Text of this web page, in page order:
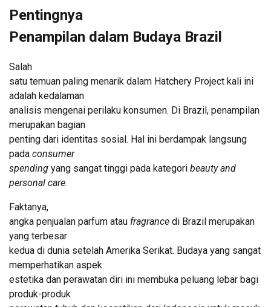
Pentingnya
Penampilan dalam Budaya Brazil
Salah
satu temuan paling menarik dalam Hatchery Project kali ini
adalah kedalaman
analisis mengenai perilaku konsumen. Di Brazil, penampilan
merupakan bagian
penting dari identitas sosial. Hal ini berdampak langsung
pada consumer
spending yang sangat tinggi pada kategori beauty and
personal care.
Faktanya,
angka penjualan parfum atau fragrance di Brazil merupakan
yang terbesar
kedua di dunia setelah Amerika Serikat. Budaya yang sangat
memperhatikan aspek
estetika dan perawatan diri ini membuka peluang lebar bagi
produk-produk